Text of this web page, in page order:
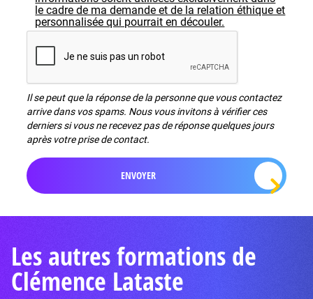
le cadre de ma demande et de la relation éthique et
personnalisée qui pourrait en découler.
Il se peut que la réponse de la personne que vous contactez
arrive dans vos spams. Nous vous invitons à vérifier ces
derniers si vous ne recevez pas de réponse quelques jours
après votre prise de contact.
Les autres formations de
Clémence Lataste